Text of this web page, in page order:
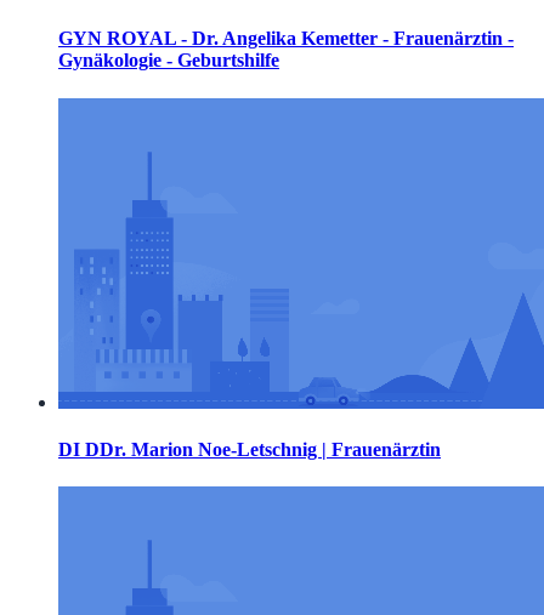
GYN ROYAL - Dr. Angelika Kemetter - Frauenärztin -
Gynäkologie - Geburtshilfe
DI DDr. Marion Noe-Letschnig | Frauenärztin